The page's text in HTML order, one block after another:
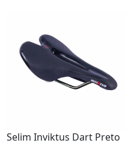
Selim Inviktus Dart Preto